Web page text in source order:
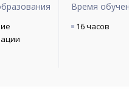
Время
16 часов